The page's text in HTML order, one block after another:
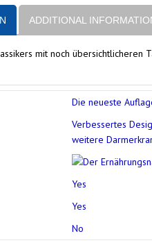
ADDITIONAL
mit noch übersichtlicheren
Die neueste
Verbessertes
weitere
Yes
Yes
No